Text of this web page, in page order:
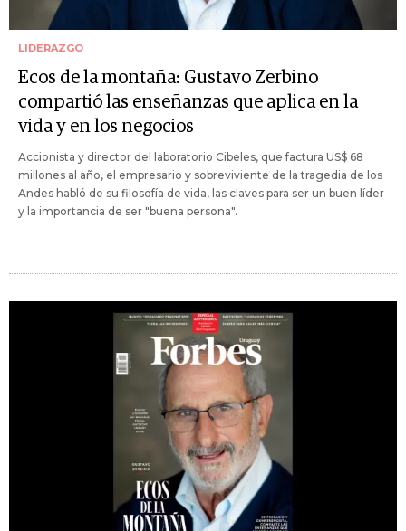
LIDERAZGO
Ecos de la montaña: Gustavo Zerbino
compartió las enseñanzas que aplica en la
vida y en los negocios
Accionista y director del laboratorio Cibeles, que factura US$ 68
millones al año, el empresario y sobreviviente de la tragedia de los
Andes habló de su filosofía de vida, las claves para ser un buen líder
y la importancia de ser "buena persona".